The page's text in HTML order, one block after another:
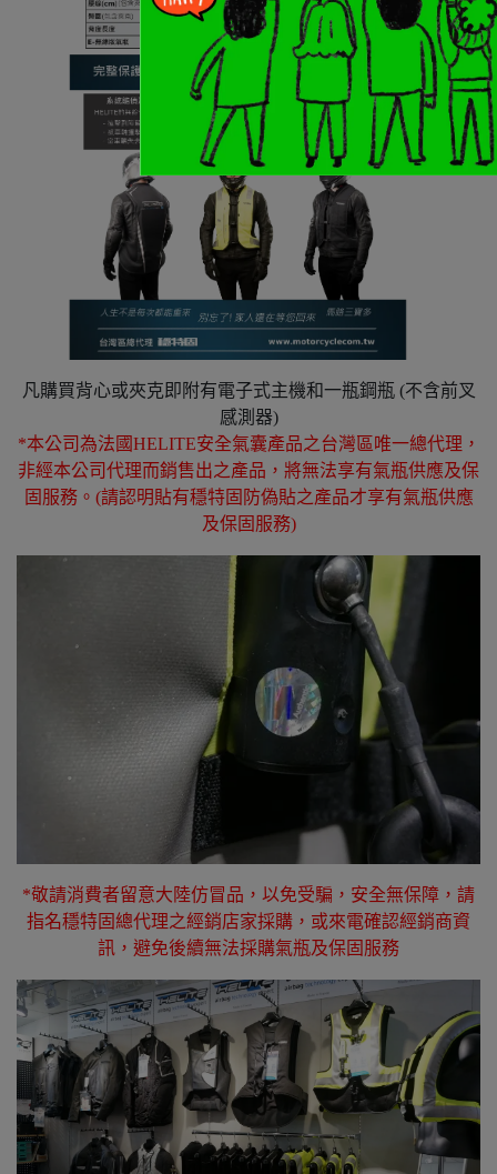
凡購買背心或夾克即附有電子式主機和一瓶鋼瓶(不含前叉
感測器)
*本公司為法國HELITE安全氣囊產品之台灣區唯一總代理，
非經本公司代理而銷售出之產品，將無法享有氣瓶供應及保
固服務。(請認明貼有穩特固防偽貼之產品才享有氣瓶供應
及保固服務)
*敬請消費者留意大陸仿冒品，以免受騙，安全無保障，請
指名穩特固總代理之經銷店家採購，或來電確認經銷商資
訊，避免後續無法採購氣瓶及保固服務